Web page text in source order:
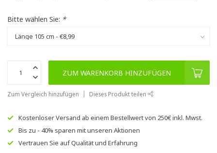
Bitte wählen Sie: *
ZUM WARENKORB HINZUFÜGEN
Zum Vergleich hinzufügen Dieses Produkt teilen
Kostenloser Versand ab einem Bestellwert von 250€inkl. Mwst.
Bis zu - 40% sparen mit unseren Aktionen
Vertrauen Sie aufQualität und Erfahrung